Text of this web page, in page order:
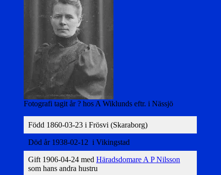
Fotografi tagit år ? hos A Wiklunds eftr. i Nässjö
Född 1860-03-23 i Frösvi (Skaraborg)
Död år 1938-02-12 i Vikingstad
Gift 1906-04-24 med Häradsdomare A P Nilsson
som hans andra hustru